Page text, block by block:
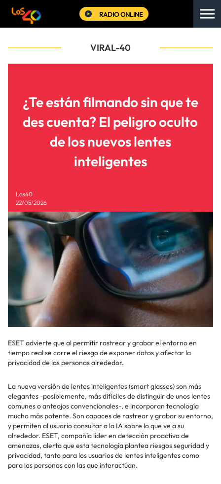
RADIO ONLINE
VIRAL-40
¿Te están filmando sin que te
des cuenta? El peligro oculto
de los nuevos lentes
inteligentes
Los40
22/05/2026
ESET advierte que al permitir rastrear y grabar el entorno en
tiempo real se corre el riesgo de exponer datos y afectar la
privacidad de las personas alrededor.
La nueva versión de lentes inteligentes (smart glasses) son más
elegantes -posiblemente, más difíciles de distinguir de unos lentes
comunes o anteojos convencionales-, e incorporan tecnología
mucho más potente. Son capaces de rastrear y grabar su entorno,
y permiten al usuario consultar a la IA sobre lo que ve a su
alrededor. ESET, compañía líder en detección proactiva de
amenazas, alerta que esta tecnología plantea riesgos seguridad y
privacidad, tanto para los usuarios de lentes inteligentes como
para las personas con las que interactúan.